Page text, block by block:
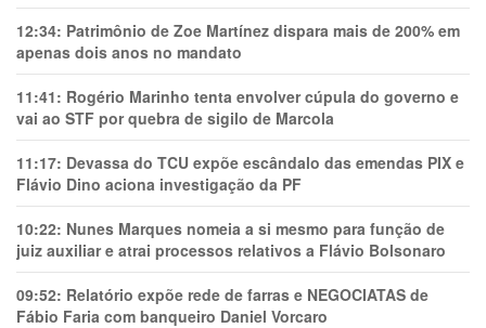
12:34: Patrimônio de Zoe Martínez dispara mais de 200% em
apenas dois anos no mandato
11:41: Rogério Marinho tenta envolver cúpula do governo e
vai ao STF por quebra de sigilo de Marcola
11:17: Devassa do TCU expõe escândalo das emendas PIX e
Flávio Dino aciona investigação da PF
10:22: Nunes Marques nomeia a si mesmo para função de
juiz auxiliar e atrai processos relativos a Flávio Bolsonaro
09:52: Relatório expõe rede de farras e NEGOCIATAS de
Fábio Faria com banqueiro Daniel Vorcaro